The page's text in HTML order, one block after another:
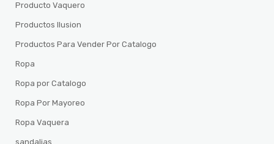
Producto Vaquero
Productos Ilusion
Productos Para Vender Por Catalogo
Ropa
Ropa por Catalogo
Ropa Por Mayoreo
Ropa Vaquera
sandalias